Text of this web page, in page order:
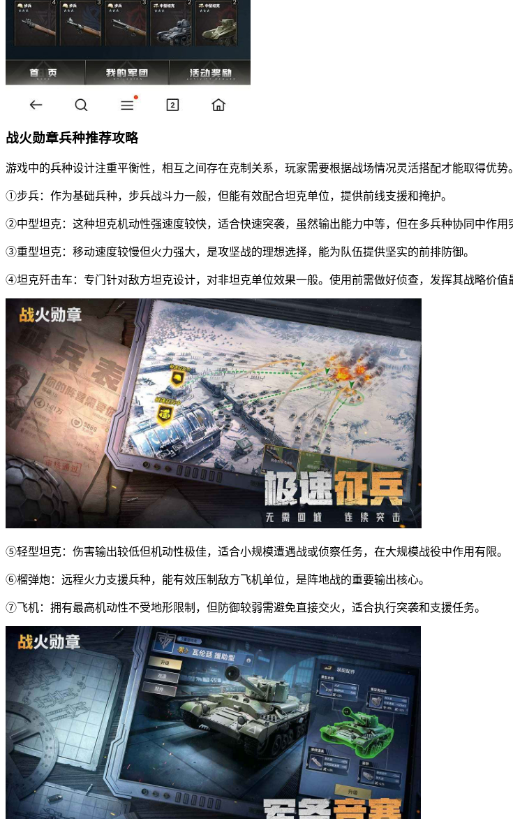
战火勋章兵种推荐攻略
游戏中的兵种设计注重平衡性，相互之间存在克制关系，玩家需要根据战场情况灵活搭配才能取得优势。
①步兵：作为基础兵种，步兵战斗力一般，但能有效配合坦克单位，提供前线支援和掩护。
②中型坦克：这种坦克机动性强速度较快，适合快速突袭，虽然输出能力中等，但在多兵种协同中作用
③重型坦克：移动速度较慢但火力强大，是攻坚战的理想选择，能为队伍提供坚实的前排防御。
④坦克歼击车：专门针对敌方坦克设计，对非坦克单位效果一般。使用前需做好侦查，发挥其战略价值
⑤轻型坦克：伤害输出较低但机动性极佳，适合小规模遭遇战或侦察任务，在大规模战役中作用有限。
⑥榴弹炮：远程火力支援兵种，能有效压制敌方飞机单位，是阵地战的重要输出核心。
⑦飞机：拥有最高机动性不受地形限制，但防御较弱需避免直接交火，适合执行突袭和支援任务。